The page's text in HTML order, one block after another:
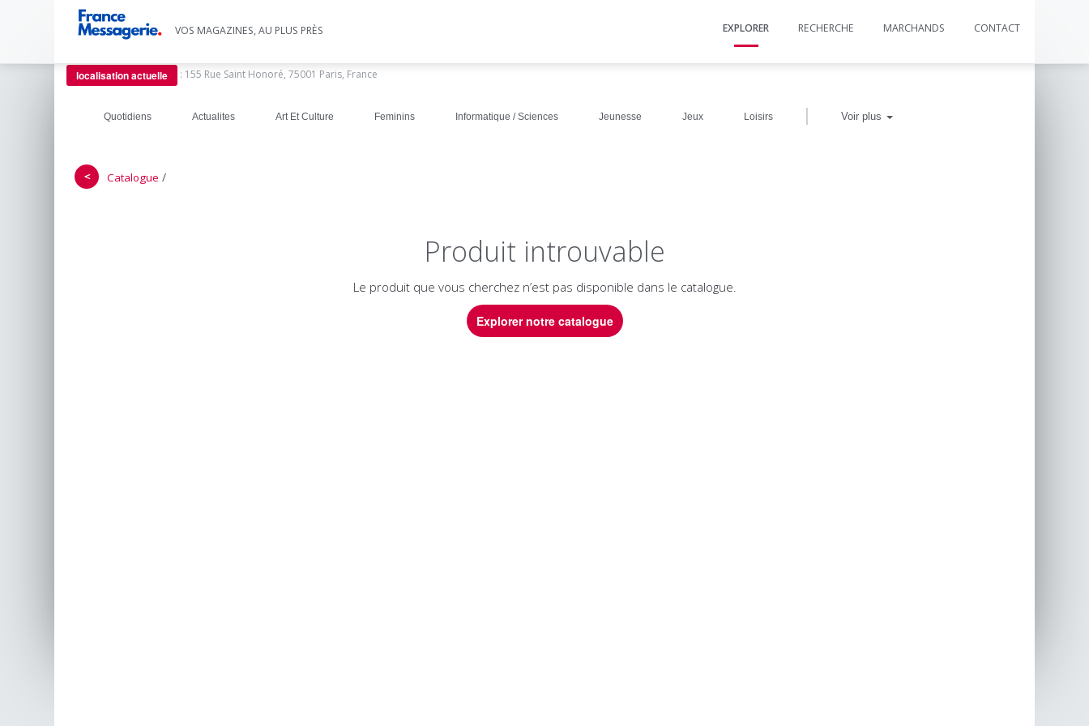
VOS MAGAZINES, AU PLUS PRÈS EXPLORER RECHERCHE MARCHANDS CONTACT
localisation actuelle : 155 Rue Saint Honoré, 75001 Paris, France
Quotidiens Actualites Art Et Culture Feminins Informatique / Sciences Jeunesse Jeux Loisirs | Voir plus
＜ Catalogue /
Produit introuvable
Le produit que vous cherchez n’est pas disponible dans le catalogue.
Explorer notre catalogue